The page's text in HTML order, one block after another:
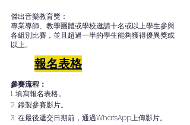
傑出音樂教育獎：
專業導師、教學團體或學校邀請十名或以上學生參與
各組別比賽，並且超過一半的學生能夠獲得優異獎或
以上。
報名表格
參賽流程：
1. 填寫報名表格。
2. 錄製參賽影片。
3. 在最後遞交日期前，通過WhatsApp上傳影片。